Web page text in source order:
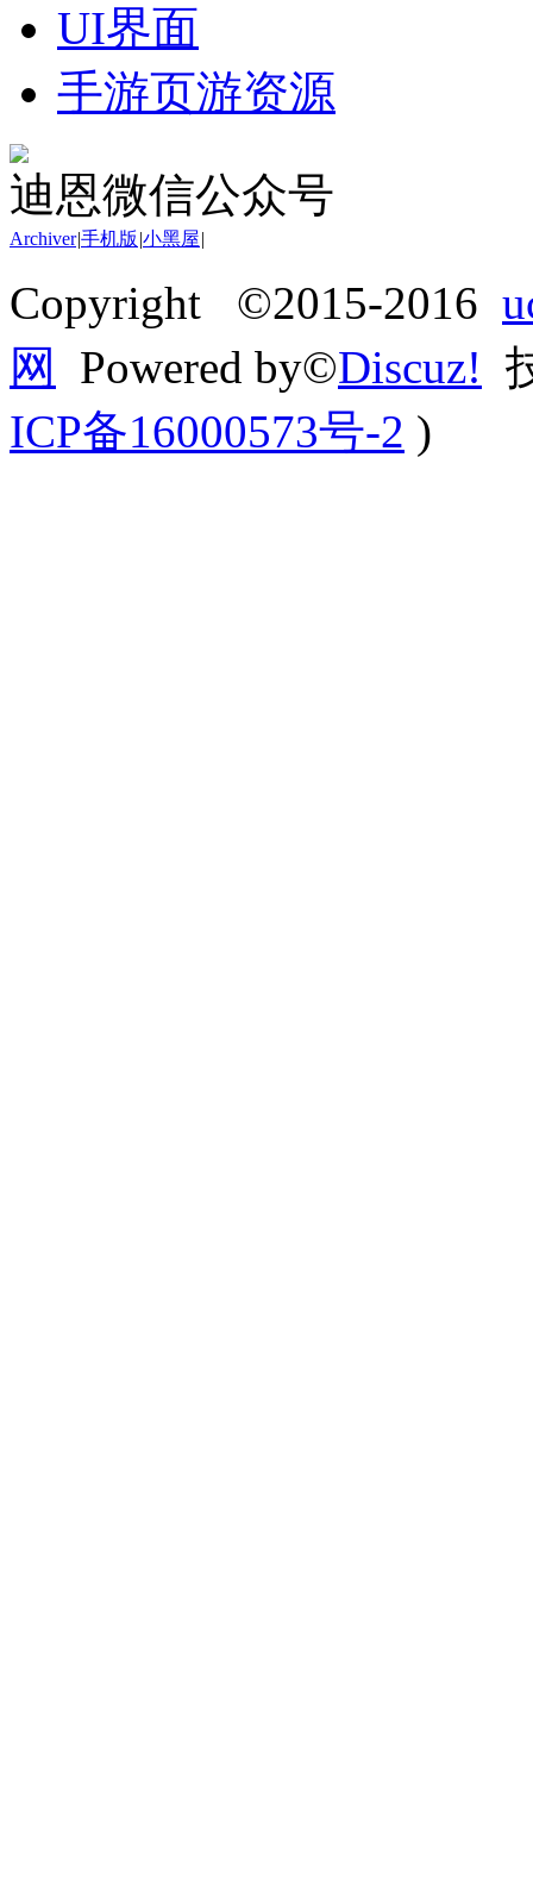
UI界面
手游页游资源
迪恩微信公众号
Archiver|手机版 |小黑屋|
Copyright ©2015-2016
网
Powered by©Discuz!
ICP备16000573号-2 )